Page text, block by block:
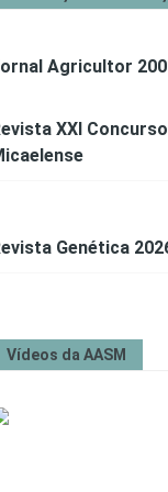
Agricultor
XXI Concurso
Genética
Vídeos da AASM